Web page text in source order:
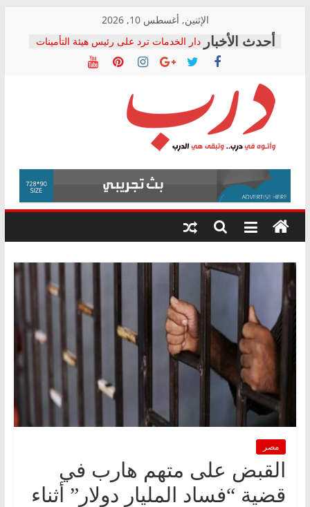
content
الإثنين, أغسطس 10, 2026
دار الخدمات ترد على رئيس هيئة التأمينات
بعد مؤتمره الصحفي: إنكار الأزمة لا ينهي
معاناة أصحاب المعاشات.. ونطالب بكشف
فرحات سليمان يكتب: القطاع الصحي إلى
أين؟
حزب التحالف الشعبي يطلق لجنة “الحق
في الصحة” بالإسكندرية لرصد الانتهاكات
ودعم المرضى
الوزاري لمدينة الصحفيين.. وانتهاء أعمال
إنشاء المبنى الإداري
المجلس القومي لحقوق الإنسان يعلن
متابعة قضية الدكتور محمد زهران.. ويؤكد:
قرينة البراءة وضمانات المحاكمة العادلة
درب
وأتوه
درب..
وتبقى
هي
مصر
القبض على متهم هارب في
قضية “فساد المليار دولار” أثناء